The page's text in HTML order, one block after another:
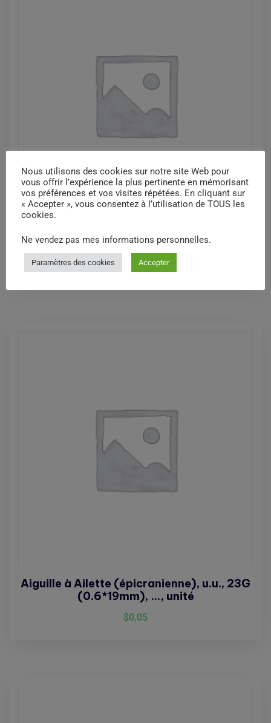
(0.7*40mm), unité
0,73
Aiguille à Ailette (épicranienne), u.u., 23G
(0.6*19mm), …, unité
$0,05
Nous utilisons des cookies sur notre site Web pour
vous offrir l’expérience la plus pertinente en mémorisant
vos préférences et vos visites répétées. En cliquant sur
« Accepter », vous consentez à l’utilisation de TOUS les
cookies.
Ne vendez pas mes informations personnelles.
Paramètres des cookies Accepter